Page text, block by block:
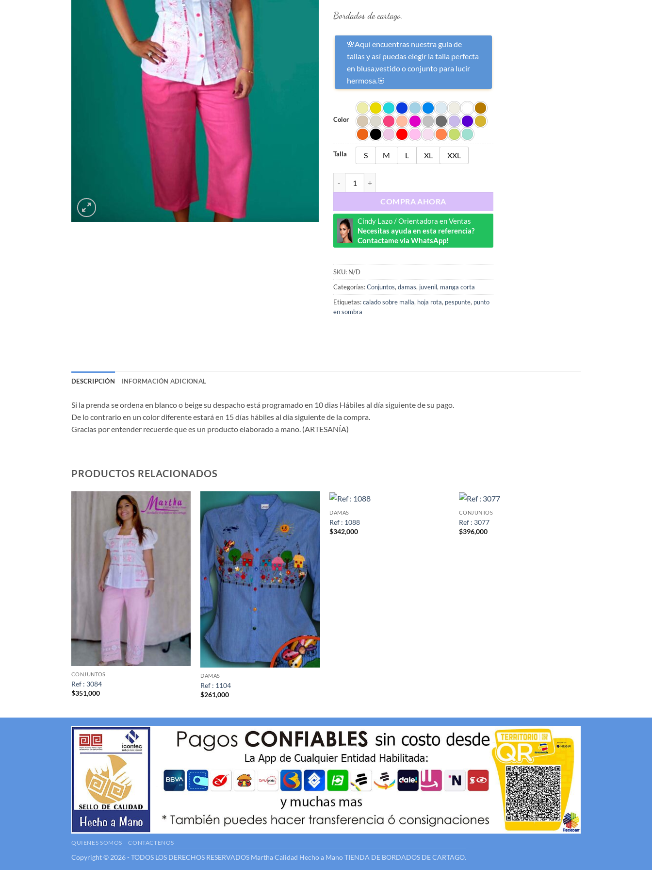
Bordados de cartago.
🌸Aquí encuentras nuestra guía de
tallas y así puedas elegir la talla perfecta
en blusa,vestido o conjunto para lucir
hermosa.🌸
Color
Talla S M L XL XXL
COMPRA AHORA
Cindy Lazo / Orientadora en Ventas
Necesitas ayuda en esta referencia?
Contactame via WhatsApp!
SKU: N/D
Categorías:Conjuntos, damas, juvenil, manga corta
Etiquetas:calado sobre malla, hoja rota, pespunte, punto
en sombra
DESCRIPCIÓN INFORMACIÓN ADICIONAL
Si la prenda se ordena en blanco o beige su despacho está programado en 10 dias Hábiles al día siguiente de su pago.
De lo contrario en un color diferente estará en 15 días hábiles al día siguiente de la compra.
Gracias por entender recuerde que es un producto elaborado a mano. (ARTESANÍA)
PRODUCTOS RELACIONADOS
CONJUNTOS
Ref : 3084
$351,000
DAMAS
Ref : 1104
$261,000
DAMAS
Ref : 1088
$342,000
CONJUNTOS
Ref : 3077
$396,000
QUIENES SOMOS CONTACTENOS
Copyright © 2026 - TODOS LOS DERECHOS RESERVADOS Martha Calidad Hecho a ManoTIENDA DE BORDADOS DE CARTAGO.